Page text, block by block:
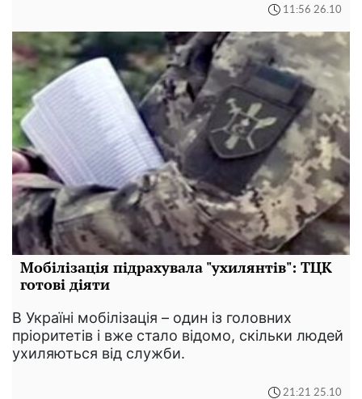
11:56 26.10
Мобілізація підрахувала "ухилянтів": ТЦК
готові діяти
В Україні мобілізація – один із головних
пріоритетів і вже стало відомо, скільки людей
ухиляються від служби.
21:21 25.10